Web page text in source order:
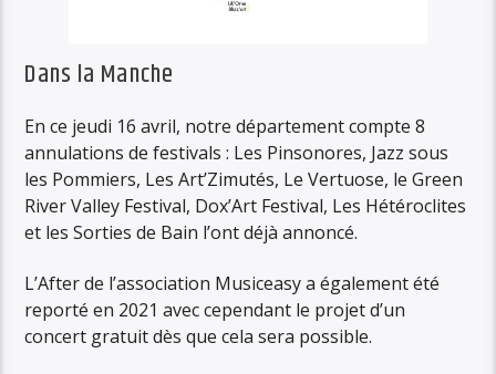
Dans la Manche
En ce jeudi 16 avril, notre département compte 8
annulations de festivals : Les Pinsonores, Jazz sous
les Pommiers, Les Art’Zimutés, Le Vertuose, le Green
River Valley Festival, Dox’Art Festival, Les Hétéroclites
et les Sorties de Bain l’ont déjà annoncé.
L’After de l’association Musiceasy a également été
reporté en 2021 avec cependant le projet d’un
concert gratuit dès que cela sera possible.